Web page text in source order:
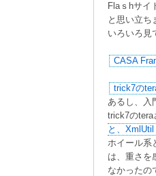
Flaｓhサイ
と思い立ち
いろいろ見
CASA
trick7の
あるし、入
trick7のtera
と、
ホイール系
は、重さを
なかったの